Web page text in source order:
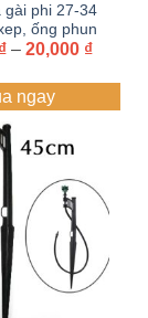
gài phi 27-34
ống phun
mưa
₫ – 20,000 ₫
từ
ngay